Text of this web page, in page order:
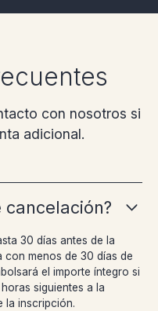
con nosotros si
adicional.
30 días antes de la
con menos de 30 días de
el importe íntegro si
siguientes a la
la inscripción.